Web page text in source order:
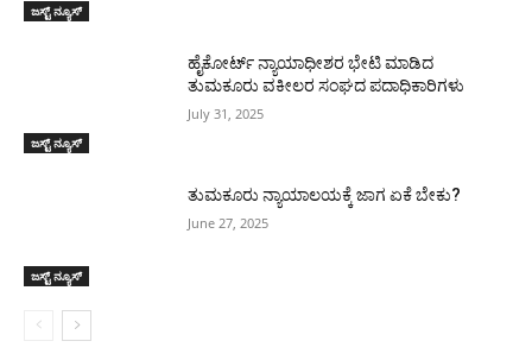
ಜಸ್ಟ್ ನ್ಯೂಸ್
ಜಸ್ಟ್ ನ್ಯೂಸ್
ಹೈಕೋರ್ಟ್ ನ್ಯಾಯಾಧೀಶರ ಭೇಟಿ ಮಾಡಿದ
ತುಮಕೂರು ವಕೀಲರ ಸಂಘದ ಪದಾಧಿಕಾರಿಗಳು
July 31, 2025
ಜಸ್ಟ್ ನ್ಯೂಸ್
ತುಮಕೂರು ನ್ಯಾಯಾಲಯಕ್ಕೆ ಜಾಗ ಏಕೆ ಬೇಕು?
June 27, 2025